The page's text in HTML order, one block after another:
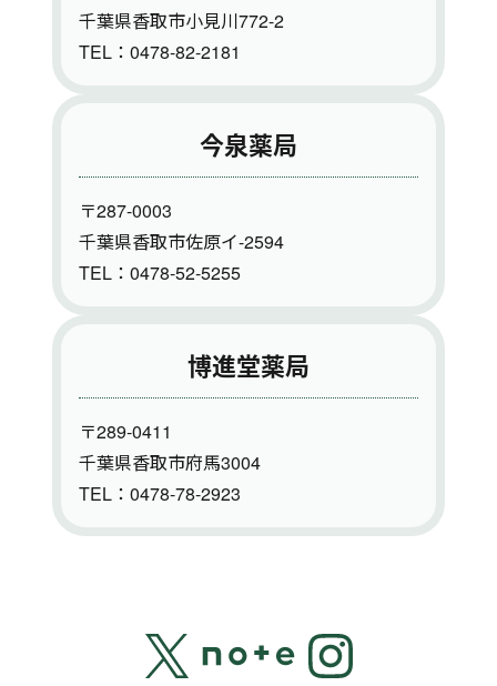
千葉県香取市小見川772-2
TEL：0478-82-2181
今泉薬局
〒287-0003
千葉県香取市佐原イ-2594
TEL：0478-52-5255
博進堂薬局
〒289-0411
千葉県香取市府馬3004
TEL：0478-78-2923